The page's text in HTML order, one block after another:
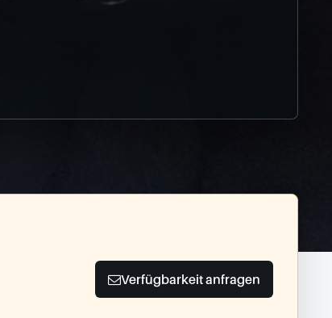
Verfügbarkeit anfragen